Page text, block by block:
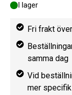
I lager
Fri frakt
samma dag
Vid
mer